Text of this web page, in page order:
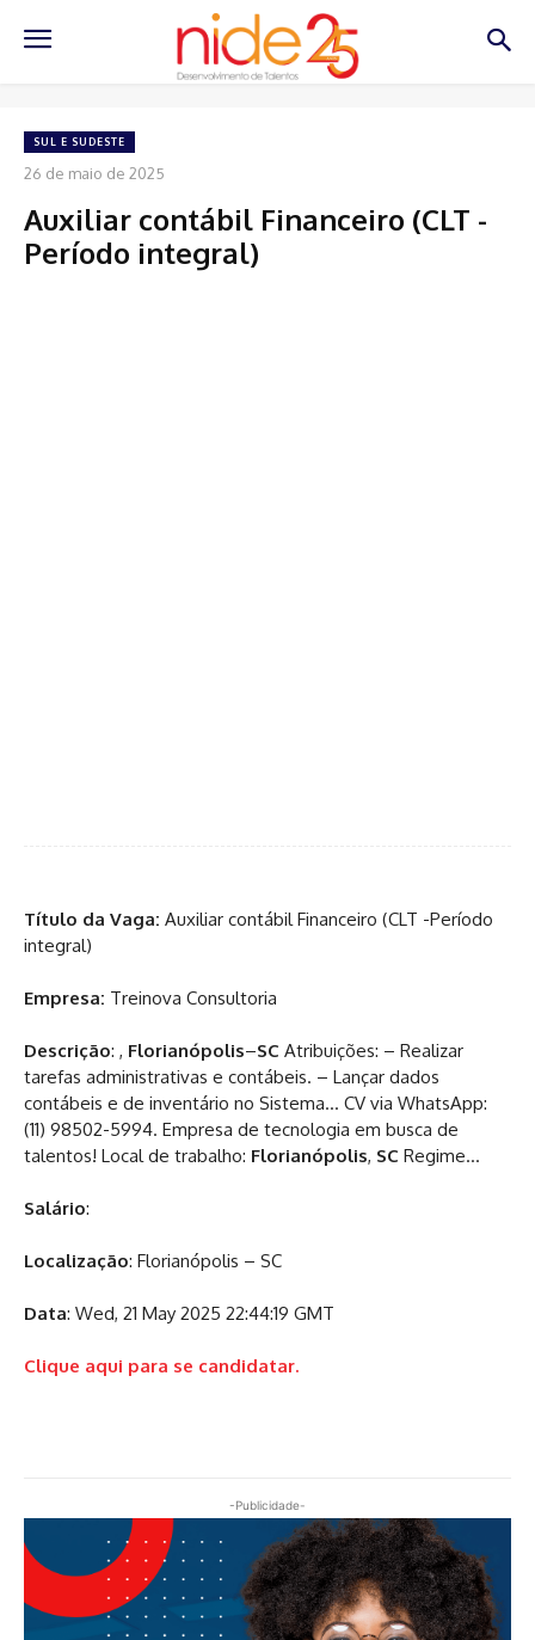
SUL E SUDESTE
26 de maio de 2025
Auxiliar contábil Financeiro (CLT -
Período integral)
Título da Vaga: Auxiliar contábil Financeiro (CLT -Período
integral)
Empresa: Treinova Consultoria
Descrição: , Florianópolis–SC Atribuições: – Realizar
tarefas administrativas e contábeis. – Lançar dados
contábeis e de inventário no Sistema… CV via WhatsApp:
(11) 98502-5994. Empresa de tecnologia em busca de
talentos! Local de trabalho: Florianópolis, SC Regime…
Salário:
Localização: Florianópolis – SC
Data: Wed, 21 May 2025 22:44:19 GMT
Clique aqui para se candidatar.
-Publicidade-